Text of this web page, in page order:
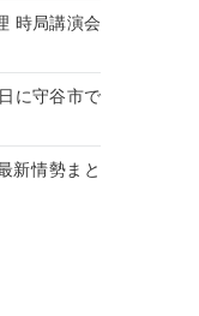
時局講演会
に守谷市で
新情勢まと